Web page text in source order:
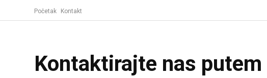
Početak Kontakt
Kontaktirajte nas putem